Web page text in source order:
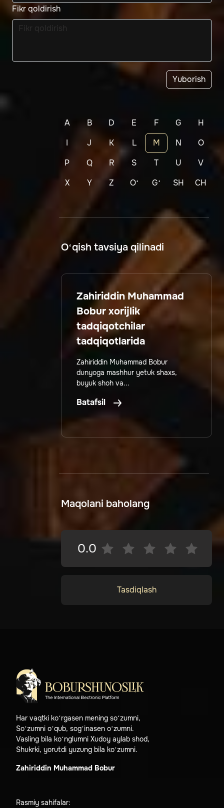
Fikr qoldirish
Yuborish
A B D E F G
H
I
J K L M N
O
P
Q R S T U
V
X
Y Z Oʻ Gʻ SH CH
O‘qish tavsiya qilinadi
Zahiriddin Muhammad
Bobur xorijlik
tadqiqotchilar
tadqiqotlarida
Zahiriddin Muhammad Bobur
dunyoga mashhur yetuk shaxs,
buyuk shoh va...
Batafsil
Maqolani baholang
0.0
Tasdiqlash
Har vaqtki ko‘rgasen mening so‘zumni,
So‘zumni o‘qub, sog‘inasen o‘zumni.
Vasling bila ko‘nglumni Xudoy aylab shod,
Shukrki, yorutdi yuzung bila ko‘zumni.
Zahiriddin Muhammad Bobur
Rasmiy sahifalar: